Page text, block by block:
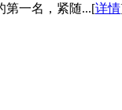
第一名，紧随...[详情